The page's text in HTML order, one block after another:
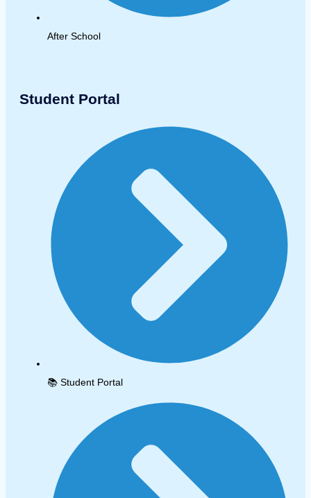
After School
Student Portal
📚 Student Portal